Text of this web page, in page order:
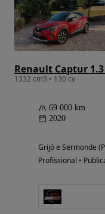
Renault Captur 1.3
1332 cm3 • 130 cv
69 000 km
2020
Grijó e Sermonde
Profissional •